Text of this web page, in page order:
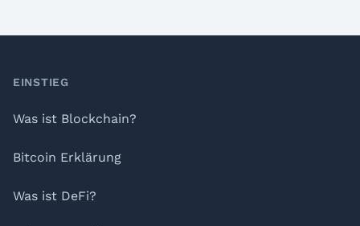
Footer
EINSTIEG
Was ist Blockchain?
Bitcoin Erklärung
Was ist DeFi?